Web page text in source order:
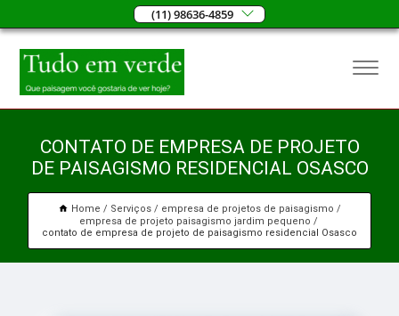
(11) 98636-4859
CONTATO DE EMPRESA DE PROJETO
DE PAISAGISMO RESIDENCIAL OSASCO
Home Serviços
empresa de projetos de paisagismo
empresa de projeto paisagismo jardim pequeno
contato de empresa de projeto de paisagismo residencial Osasco